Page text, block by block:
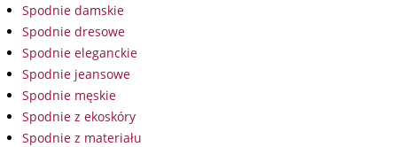
Spodnie damskie
Spodnie dresowe
Spodnie eleganckie
Spodnie jeansowe
Spodnie męskie
Spodnie z ekoskóry
Spodnie z materiału